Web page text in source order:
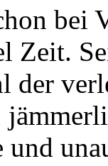
bei
Zeit.
der
und